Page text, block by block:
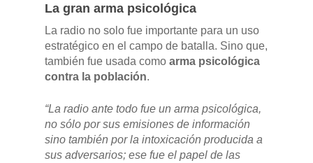
La gran arma psicológica
La radio no solo fue importante para un uso
estratégico en el campo de batalla. Sino que,
también fue usada como arma psicológica
contra la población.
“La radio ante todo fue un arma psicológica,
no sólo por sus emisiones de información
sino también por la intoxicación producida a
sus adversarios; ese fue el papel de las
Accesorios